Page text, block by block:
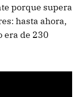
porque supera
hasta ahora,
era de 230